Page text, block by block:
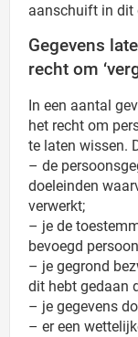
aanschuift in dit
Gegevens
recht om
In een aantal
het recht om
te laten wissen.
– de
doeleinden
verwerkt;
– je de
bevoegd
– je gegrond
dit hebt gedaan
– je gegevens
– er een